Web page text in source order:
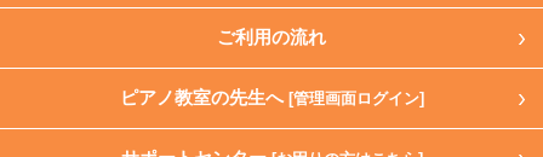
ご利用の流れ
ピアノ教室の先生へ [管理画面ログイン]